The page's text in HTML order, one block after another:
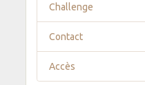
Challenge
Contact
Accès